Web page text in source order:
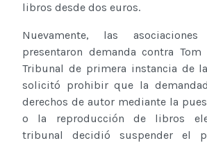
libros desde dos euros.
Nuevamente, las
presentaron demanda contra
Tribunal de primera instancia de
solicitó prohibir que la
derechos de autor mediante la
o la reproducción de libros
tribunal decidió suspender el